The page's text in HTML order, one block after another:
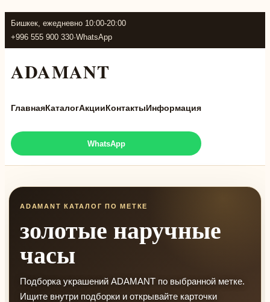
Бишкек, ежедневно 10:00-20:00
+996 555 900 330·WhatsApp
ADAMANT
ГлавнаяКаталогАкцииКонтактыИнформация
WhatsApp
ADAMANT КАТАЛОГ ПО МЕТКЕ
золотые наручные
часы
Подборка украшений ADAMANT по выбранной метке.
Ищите внутри подборки и открывайте карточки